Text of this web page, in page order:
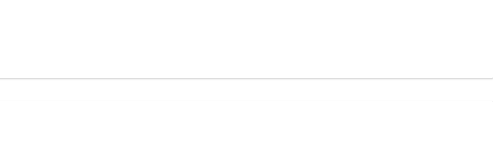
axes " Axe TRISKELL "
( primaires, collèges, lycées ), d' une piscine, d' une médiathèque se situe à 20 minutes de Vannes
trois chambres, une salle d' eau, des sanitaires.